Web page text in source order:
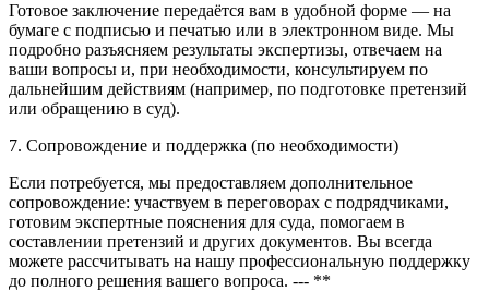
Готовое заключение передаётся вам в удобной форме — на
бумаге с подписью и печатью или в электронном виде. Мы
подробно разъясняем результаты экспертизы, отвечаем на
ваши вопросы и, при необходимости, консультируем по
дальнейшим действиям (например, по подготовке претензий
или обращению в суд).
7. Сопровождение и поддержка (по необходимости)
Если потребуется, мы предоставляем дополнительное
сопровождение: участвуем в переговорах с подрядчиками,
готовим экспертные пояснения для суда, помогаем в
составлении претензий и других документов. Вы всегда
можете рассчитывать на нашу профессиональную поддержку
до полного решения вашего вопроса. --- **